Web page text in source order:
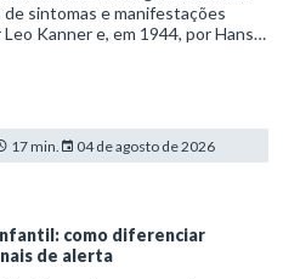
sintomas e manifestações
Kanner e, em 1944, por Hans
17 min. 04 de agosto de 2026
como diferenciar
de alerta